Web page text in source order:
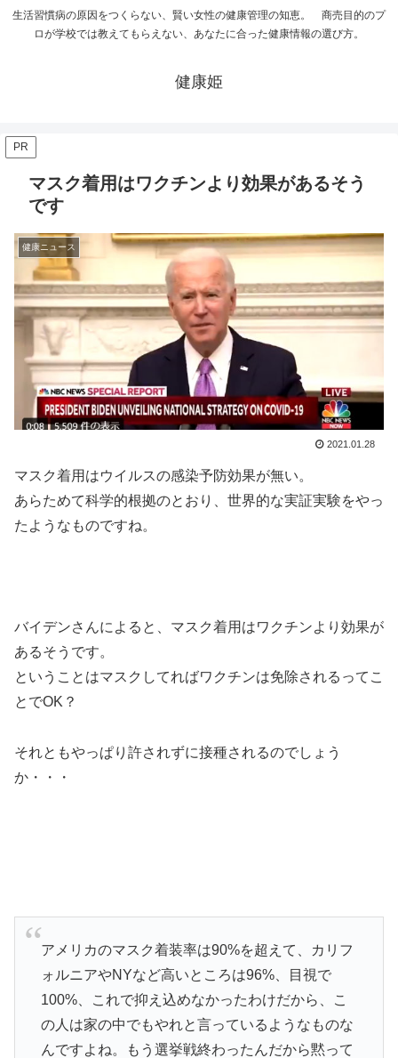
生活習慣病の原因をつくらない、賢い女性の健康管理の知恵。 商売目的のプ
ロが学校では教えてもらえない、あなたに合った健康情報の選び方。
健康姫
PR
マスク着用はワクチンより効果があるそう
です
健康ニュース
2021.01.28
マスク着用はウイルスの感染予防効果が無い。
あらためて科学的根拠のとおり、世界的な実証実験をやっ
たようなものですね。
バイデンさんによると、マスク着用はワクチンより効果が
あるそうです。
ということはマスクしてればワクチンは免除されるってこ
とでOK？
それともやっぱり許されずに接種されるのでしょう
か・・・
アメリカのマスク着装率は90%を超えて、カリフ
ォルニアやNYなど高いところは96%、目視で
100%、これで抑え込めなかったわけだから、こ
の人は家の中でもやれと言っているようなものな
んですよね。もう選挙戦終わったんだから黙って